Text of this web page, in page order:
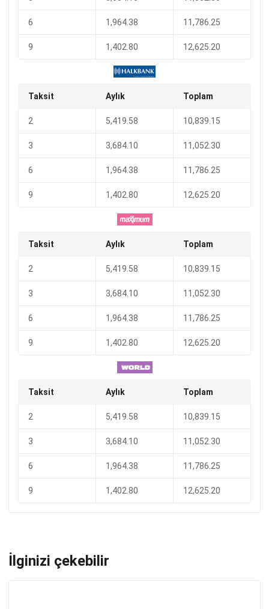
6 1,964.38 11,786.25
9 1,402.80 12,625.20
Taksit Aylık Toplam
2 5,419.58 10,839.15
3 3,684.10 11,052.30
6 1,964.38 11,786.25
9 1,402.80 12,625.20
Taksit Aylık Toplam
2 5,419.58 10,839.15
3 3,684.10 11,052.30
6 1,964.38 11,786.25
9 1,402.80 12,625.20
Taksit Aylık Toplam
2 5,419.58 10,839.15
3 3,684.10 11,052.30
6 1,964.38 11,786.25
9 1,402.80 12,625.20
İlginizi çekebilir